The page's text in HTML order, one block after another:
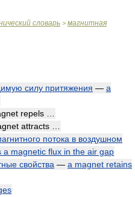
словарь > магнитная
силу притяжения — a
repels …
attracts …
потока в воздушном
a magnetic flux in the air gap
свойства — a magnet retains